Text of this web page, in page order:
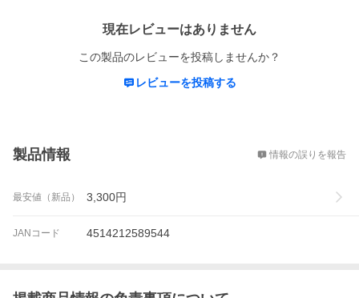
現在レビューはありません
この製品のレビューを投稿しませんか？
レビューを投稿する
製品情報 情報の誤りを報告
最安値（新品） 3,300円
JANコード 4514212589544